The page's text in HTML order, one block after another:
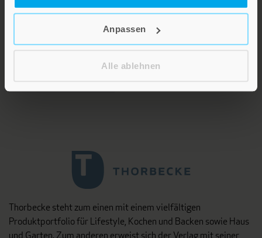
Anpassen
Alle ablehnen
Zeitschriften aus unterschiedlichen Fächern der Theologie, vor
Religionspädagogik sowie Titel zu interreligiösen und
interdisziplinären Fragen.
Thorbecke steht zum einen mit einem vielfältigen
Produktportfolio für Lifestyle, Kochen und Backen sowie Haus
und Garten. Zum anderen erweist sich der Verlag mit seiner